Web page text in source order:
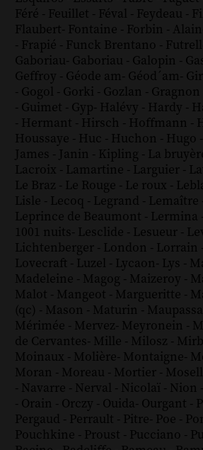
Féré - Feuillet - Féval - Feydeau -
Flaubert- Fontaine - Forbin -
- Frapié - Funck Brentano -
Gaboriau- Gaboriau - Galopin -
Geffroy - Géode am- Géod´am-
- Gogol - Gorki - Gozlan - Gragnon
- Guimet - Gyp- Halévy - Hardy -
- Hermant - Hirsch - Hoffmann -
Houssaye - Huc - Huchon - Hugo -
James - Janin - Kipling - La
Lacroix - Lamartine - Larguier -
Le Braz - Le Rouge - Le roux -
Lisle - Lecoq - Legrand - Lemaître
Leprince de Beaumont - Lermina -
1001 nuits- Lesclide - Lesueur -
Lichtenberger - London - Lorrain -
Lovecraft - Luzel - Lycaon- Lys -
Madeleine - Magog - Maizeroy -
Malot - Mangeot - Margueritte -
(qc) - Mason - Maturin -
Mérimée - Mervez- Meyronein -
de Cervantes- Mille - Milosz -
Moinaux - Molière- Montaigne-
Moran - Moreau - Mortier -
- Navarre - Nerval - Nicolaï - Nion -
- Orain - Orczy - Ouida- Ourgant -
Pergaud - Perrault - Pitre- Poe -
Pouchkine - Proust - Pucciano -